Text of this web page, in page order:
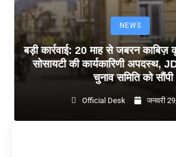
NEWS
बड़ी कार्रवाई: 20 माह से जबरन
सोसायटी की कार्यकारिणी अपदस्थ,
चुनाव समिति को सौंपी
Official Desk जनवरी